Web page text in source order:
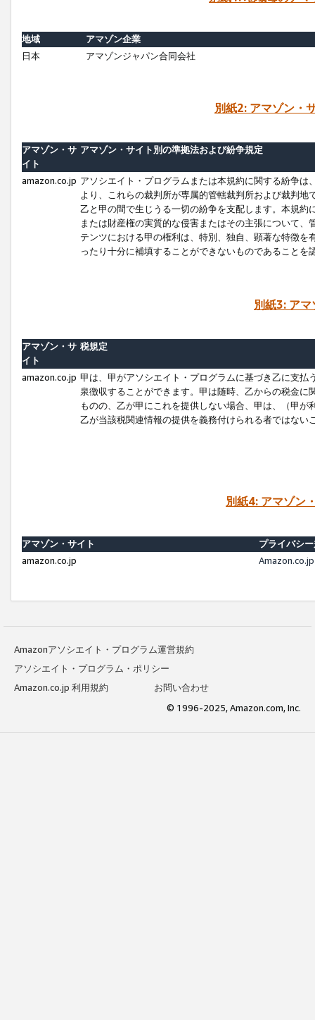
地域
アマゾン企業
日本
アマゾンジャパン合同会社
別紙2: アマゾン・
アマゾン・サ
イト
アマゾン・サイト別の準拠法および紛争規定
amazon.co.jp アソシエイト・プログラムまたは本規約に関する紛争
より、これらの裁判所が専属的管轄裁判所および裁判
乙と甲の間で生じうる一切の紛争を支配します。本規
または財産権の実質的な侵害またはその主張について
テンツにおける甲の権利は、特別、独自、顕著な特徴
ったり十分に補填することができないものであることを
別紙3: ア
アマゾン・サ
イト
税規定
amazon.co.jp 甲は、甲がアソシエイト・プログラムに基づき乙に支
泉徴収することができます。甲は随時、乙からの税金
ものの、乙が甲にこれを提供しない場合、甲は、（甲
乙が当該税関連情報の提供を義務付けられる者ではな
別紙4: アマゾン
アマゾン・サイト
プライバシ
amazon.co.jp
Amazonアソシエイト・プログラム運営規約
アソシエイト・プログラム・ポリシー
Amazon.co.jp 利用規約
お問い合わせ
© 1996-2025, Amazon.com, Inc.